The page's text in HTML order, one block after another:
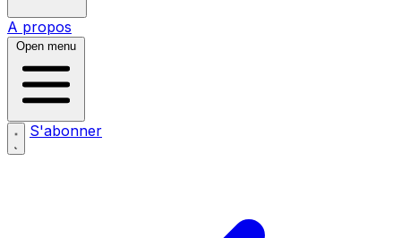
A propos
Open menu
S'abonner